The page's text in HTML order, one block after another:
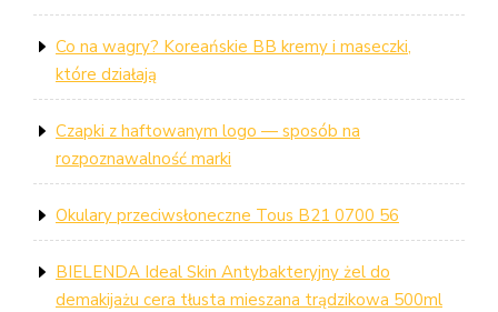
Co na wagry? Koreańskie BB kremy i maseczki,
które działają
Czapki z haftowanym logo — sposób na
rozpoznawalność marki
Okulary przeciwsłoneczne Tous B21 0700 56
BIELENDA Ideal Skin Antybakteryjny żel do
demakijażu cera tłusta mieszana trądzikowa 500ml